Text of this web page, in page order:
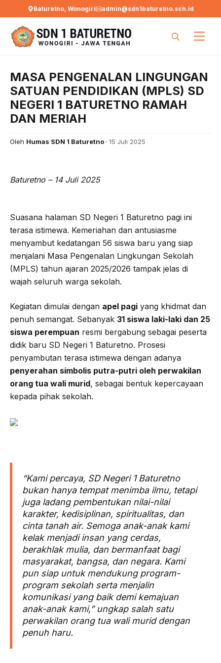
Langsung
ke
Baturetno, Wonogiri admin@sdn1baturetno.sch.id
MASA PENGENALAN LINGUNGAN
SATUAN PENDIDIKAN (MPLS) SD
NEGERI 1 BATURETNO RAMAH
DAN MERIAH
Oleh Humas SDN 1 Baturetno 15 Juli 2025
Baturetno – 14 Juli 2025
Suasana halaman SD Negeri 1 Baturetno pagi ini
terasa istimewa. Kemeriahan dan antusiasme
menyambut kedatangan 56 siswa baru yang siap
menjalani Masa Pengenalan Lingkungan Sekolah
(MPLS) tahun ajaran 2025/2026 tampak jelas di
wajah seluruh warga sekolah.
Kegiatan dimulai dengan apel pagi yang khidmat dan
penuh semangat. Sebanyak 31 siswa laki-laki dan 25
siswa perempuan resmi bergabung sebagai peserta
didik baru SD Negeri 1 Baturetno. Prosesi
penyambutan terasa istimewa dengan adanya
penyerahan simbolis putra-putri oleh perwakilan
orang tua wali murid, sebagai bentuk kepercayaan
kepada pihak sekolah.
“Kami percaya, SD Negeri 1 Baturetno
bukan hanya tempat menimba ilmu, tetapi
juga ladang pembentukan nilai-nilai
karakter, kedisiplinan, spiritualitas, dan
cinta tanah air. Semoga anak-anak kami
kelak menjadi insan yang cerdas,
berakhlak mulia, dan bermanfaat bagi
masyarakat, bangsa, dan negara. Kami
pun siap untuk mendukung program-
program sekolah serta menjalin
komunikasi yang baik demi kemajuan
anak-anak kami,” ungkap salah satu
perwakilan orang tua wali murid dengan
penuh haru.